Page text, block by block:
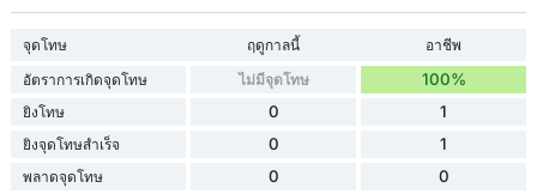
จุดโทษ ฤดูกาลนี้
อาชีพ
อัตราการเกิดจุดโทษ
ไม่มีจุดโทษ 100%
ยิงโทษ 0 1
ยิงจุดโทษสำเร็จ 0 1
พลาดจุดโทษ 0 0